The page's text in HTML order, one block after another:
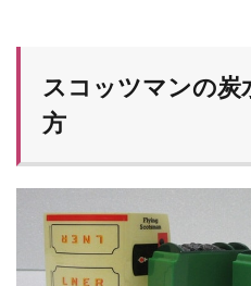
スコッツマンの炭
方